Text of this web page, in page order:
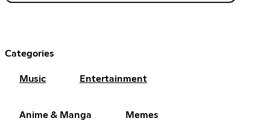
Categories
Music Entertainment
Anime & Manga Memes